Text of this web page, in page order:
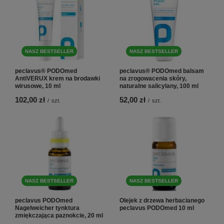
NASZ BESTSELLER
peclavus® PODOmed
AntiVERUX krem na brodawki
wirusowe, 10 ml
102,00 zł / szt.
NASZ BESTSELLER
peclavus® PODOmed balsam
na zrogowacenia skóry,
naturalne salicylany, 100 ml
52,00 zł / szt.
NASZ BESTSELLER
peclavus PODOmed
Nagelweicher tynktura
zmiękczająca paznokcie, 20 ml
NASZ BESTSELLER
Olejek z drzewa herbacianego
peclavus PODOmed 10 ml